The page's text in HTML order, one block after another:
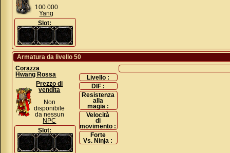
100.000
Yang
Slot:
Armatura da livello 50
Corazza
Hwang Rossa
Prezzo di
vendita
Non
disponibile
da nessun
NPC
Slot:
Livello :
DIF :
Resistenza
alla
magia :
Velocità
di
movimento :
Forte
Vs. Ninja :